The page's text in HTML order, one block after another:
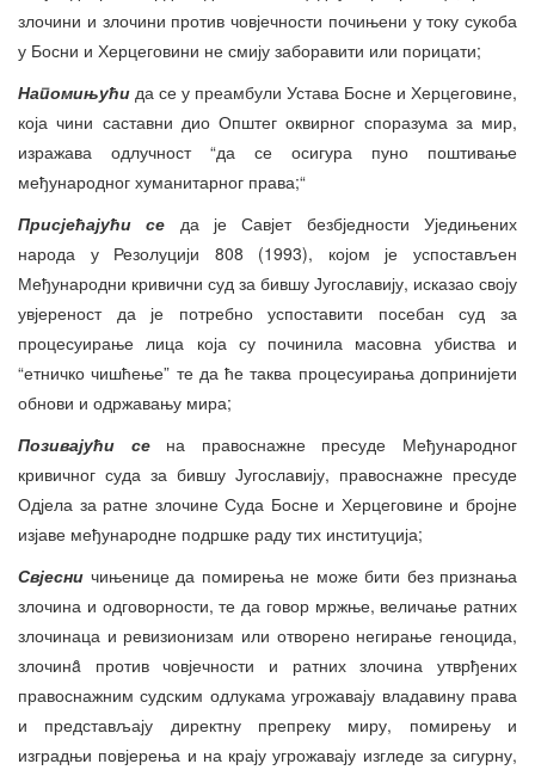
злочини и злочини против човјечности почињени у току сукоба
у Босни и Херцеговини не смију заборавити или порицати;
Напомињући да се у преамбули Устава Босне и Херцеговине,
која чини саставни дио Општег оквирног споразума за мир,
изражава одлучност “да се осигура пуно поштивање
међународног хуманитарног права;“
Присјећајући се да је Савјет безбједности Уједињених
народа у Резолуцији 808 (1993), којом је успостављен
Међународни кривични суд за бившу Југославију, исказао своју
увјереност да је потребно успоставити посебан суд за
процесуирање лица која су починила масовна убиства и
“етничко чишћење” те да ће таква процесуирања допринијети
обнови и одржавању мира;
Позивајући се на правоснажне пресуде Међународног
кривичног суда за бившу Југославију, правоснажне пресуде
Одјела за ратне злочине Суда Босне и Херцеговине и бројне
изјаве међународне подршке раду тих институција;
Свјесни чињенице да помирења не може бити без признања
злочина и одговорности, те да говор мржње, величање ратних
злочинаца и ревизионизам или отворено негирање геноцида,
злочинȃ против човјечности и ратних злочина утврђених
правоснажним судским одлукама угрожавају владавину права
и представљају директну препреку миру, помирењу и
изградњи повјерења и на крају угрожавају изгледе за сигурну,